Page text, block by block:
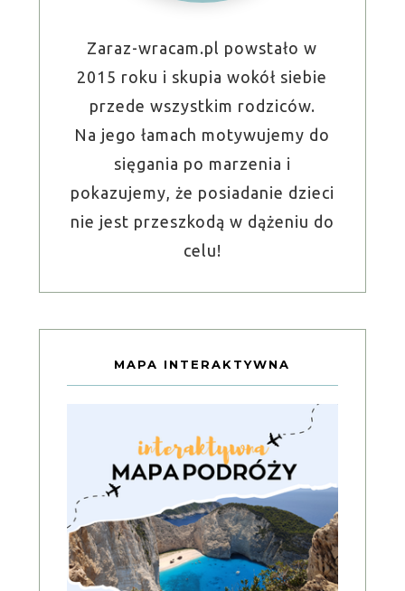
Zaraz-wracam.pl powstało w
2015 roku i skupia wokół siebie
przede wszystkim rodziców.
Na jego łamach motywujemy do
sięgania po marzenia i
pokazujemy, że posiadanie dzieci
nie jest przeszkodą w dążeniu do
celu!
MAPA INTERAKTYWNA